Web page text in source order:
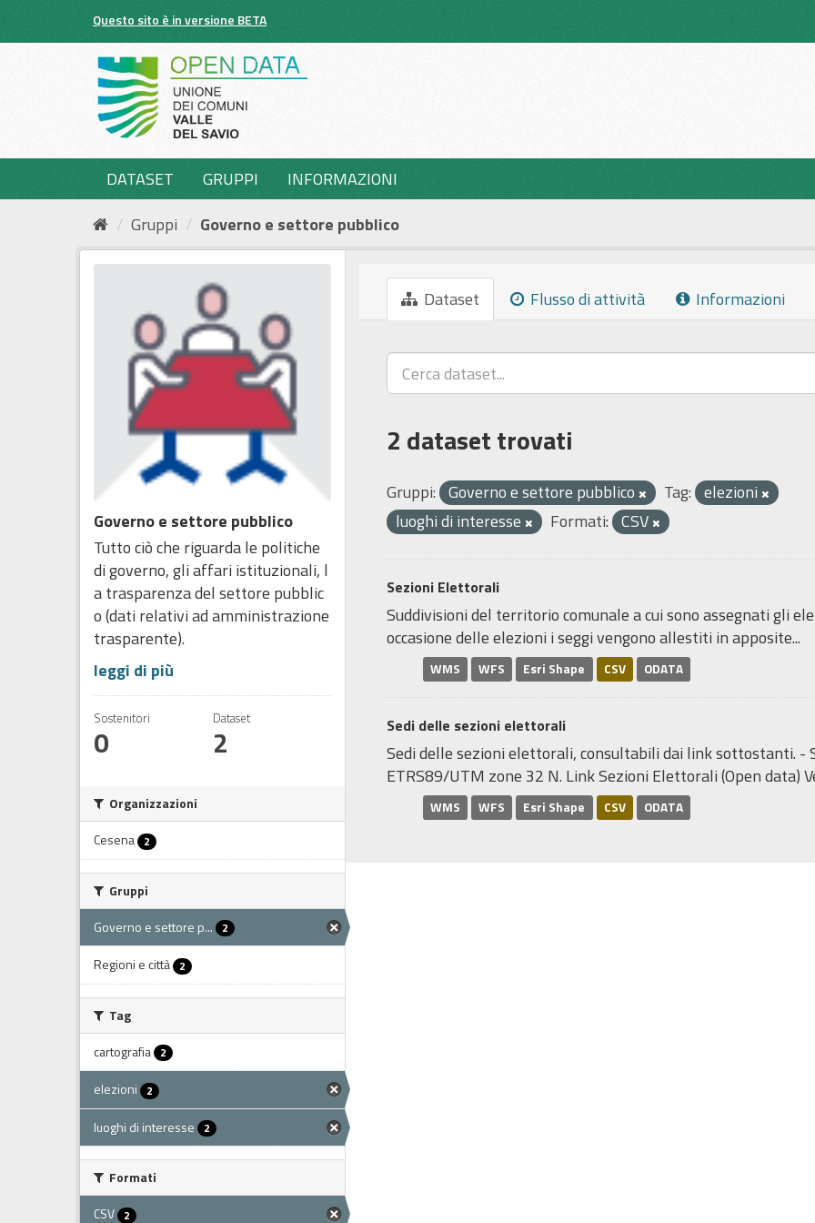
Questo sito è in versione BETA
DATASET GRUPPI
INFORMAZIONI
Gruppi
Governo e settore pubblico
Governo e settore pubblico
Tutto ciò che riguarda le politiche
di governo, gli affari istituzionali, l
a trasparenza del settore pubblic
o (dati relativi ad amministrazione
trasparente).
leggi di più
Sostenitori
0
Dataset
2
Organizzazioni
Cesena 2
Gruppi
Governo e settore p...
2
Regioni e città 2
Tag
cartografia 2
elezioni 2
luoghi di interesse 2
Formati
CSV 2
Dataset Flusso di attività Informazioni
2 dataset trovati
Gruppi: Governo e settore pubblico Tag: elezioni
luoghi di interesse
Formati: CSV
Sezioni Elettorali
Suddivisioni del territorio comunale a cui sono assegnati gli
occasione delle elezioni i seggi vengono allestiti in apposite...
WMS WFS Esri Shape CSV ODATA
Sedi delle sezioni elettorali
Sedi delle sezioni elettorali, consultabili dai link sottostanti. -
ETRS89/UTM zone 32 N. Link Sezioni Elettorali (Open data)
WMS WFS Esri Shape CSV ODATA